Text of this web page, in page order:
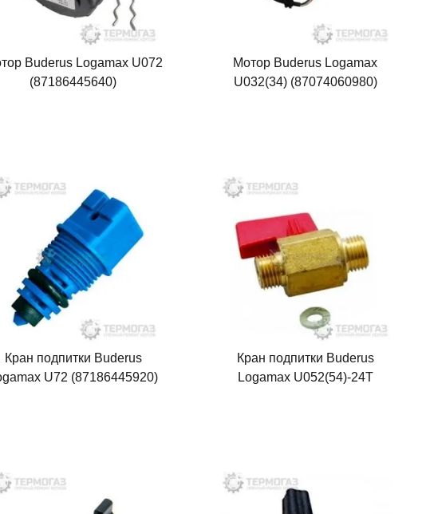
Buderus Logamax U072
(87186445640)
Мотор Buderus Logamax
U032(34) (87074060980)
Кран подпитки Buderus
U72 (87186445920)
Кран подпитки Buderus
Logamax U052(54)-24T